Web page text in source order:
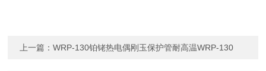
上一篇：WRP-130铂铑热电偶刚玉保护管耐高温WRP-130